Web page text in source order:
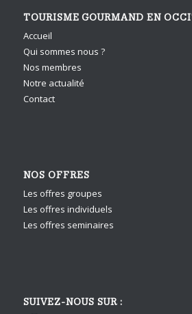
TOURISME GOURMAND EN
Accueil
Qui sommes nous ?
Nos membres
Notre actualité
Contact
NOS OFFRES
Les offres groupes
Les offres individuels
Les offres seminaires
SUIVEZ-NOUS SUR :